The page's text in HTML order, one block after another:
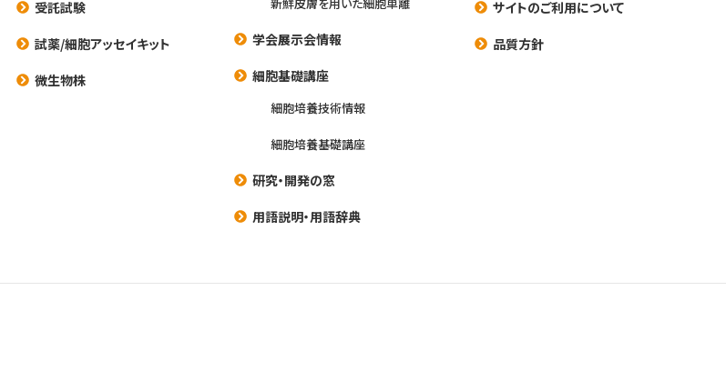
受託試験
試薬/細胞アッセイキット
微生物株
学会展示会情報
細胞基礎講座
細胞培養技術情報
細胞培養基礎講座
研究・開発の窓
用語説明・用語辞典
サイトのご利用について
品質方針